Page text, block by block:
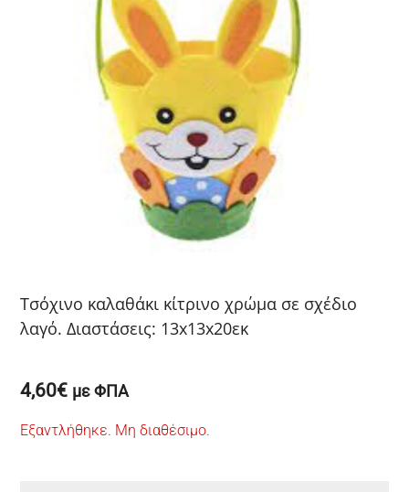
Τσόχινο καλαθάκι κίτρινο χρώμα σε σχέδιο
λαγό. Διαστάσεις: 13x13x20εκ
4,60€ με ΦΠΑ
Εξαντλήθηκε. Μη διαθέσιμο.